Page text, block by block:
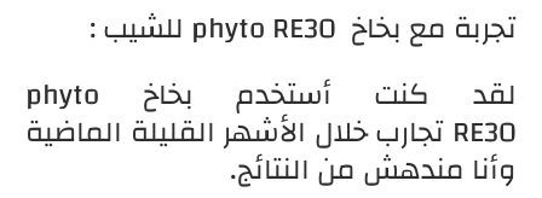
تجربة مع بخاخ phyto RE30 للشيب :
لقد كنت أستخدم بخاخ phyto
RE30 تجارب خلال الأشهر القليلة الماضية
وأنا مندهش من النتائج.